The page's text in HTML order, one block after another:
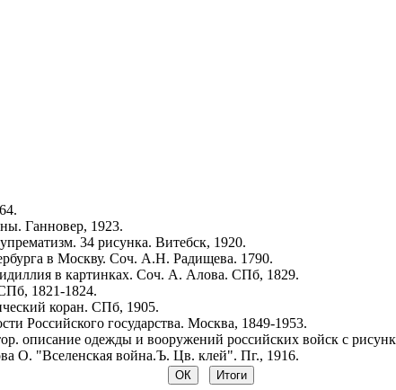
Ганновер, 1923.
34 рисунка. Витебск, 1920.
в Москву. Соч. А.Н. Радищева. 1790.
в картинках. Соч. А. Алова. СПб, 1829.
1821-1824.
коран. СПб, 1905.
Российского государства. Москва, 1849-1953.
описание одежды и вооружений российских войск с
О. "Вселенская война.Ъ. Цв. клей". Пг., 1916.